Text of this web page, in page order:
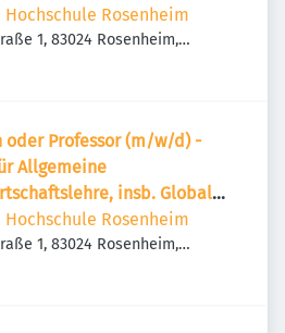
Hochschule Rosenheim
1, 83024 Rosenheim,
oder Professor (m/w/d) -
Allgemeine
insb. Global
and Sales
Hochschule Rosenheim
1, 83024 Rosenheim,